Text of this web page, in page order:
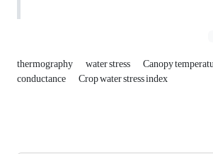
thermography water stress Canopy
conductance Crop water stress index